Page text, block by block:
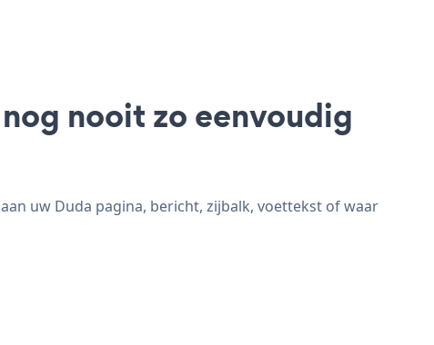
nooit zo eenvoudig
uw Duda pagina, bericht, zijbalk, voettekst of waar